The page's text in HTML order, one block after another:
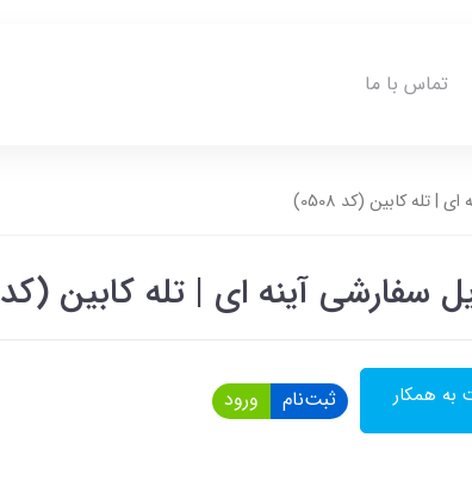
تماس با ما
تله کابین (کد 0508)
سفارشی آینه ای | تله کابین (کد 0508)
به همکار ثبت‌نام ورود